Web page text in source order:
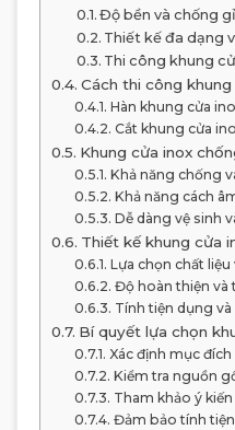
Độ bền và chống
Thiết kế đa dạng
Thi công khung
Cách thi công
Hàn khung cửa
Cắt khung cửa
Khung cửa inox
Khả năng chống
Khả năng cách
Dễ dàng vệ sinh
Thiết kế khung cửa
Lựa chọn chất
Độ hoàn thiện và
Tính tiện dụng và
Bí quyết lựa chọn
Xác định mục
Kiểm tra nguồn
Tham khảo ý
Đảm bảo tính